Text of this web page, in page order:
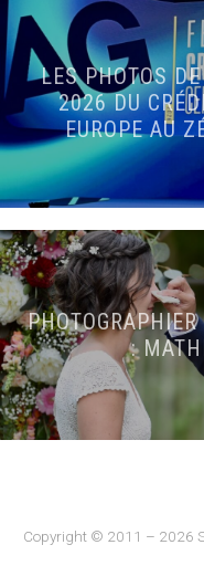
LES PHOTOS
2026 DU
EUROPE AU
:
Copyright © 2011 – 2026